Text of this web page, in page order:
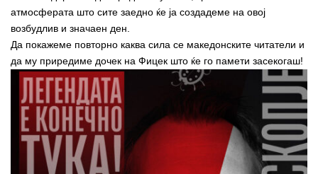
атмосферата што сите заедно ќе ја создадеме на овој
возбудлив и значаен ден.
Да покажеме повторно каква сила се македонските читатели и
да му приредиме дочек на Фицек што ќе го памети засекогаш!